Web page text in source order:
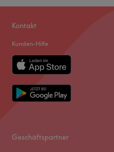
Kontakt
Kunden-Hilfe
Geschäftspartner